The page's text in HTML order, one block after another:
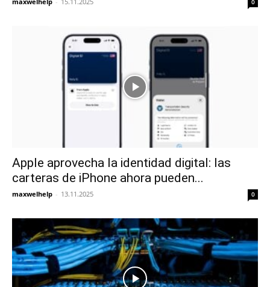
0
Apple aprovecha la identidad digital: las
carteras de iPhone ahora pueden...
maxwelhelp - 13.11.2025 0